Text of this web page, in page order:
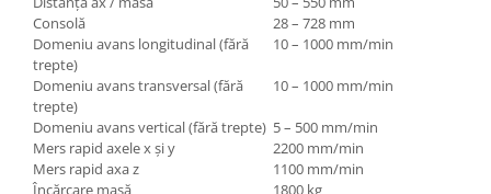
Mese rotative / mese inclinabile /
Etape XY
Papusa mobila / con de centrare
Instrumente de masurare
Afisaj digital
Bloc ecartament, masurare și
testare
Consolă
28 – 728 mm
Domeniu avans longitudinal (fără
trepte)
10 – 1000 mm/min
Domeniu avans transversal (fără
trepte)
10 – 1000 mm/min
Domeniu avans vertical (fără trepte) 5 – 500 mm/min
Mers rapid axele x şi y
2200 mm/min
Mers rapid axa z
1100 mm/min